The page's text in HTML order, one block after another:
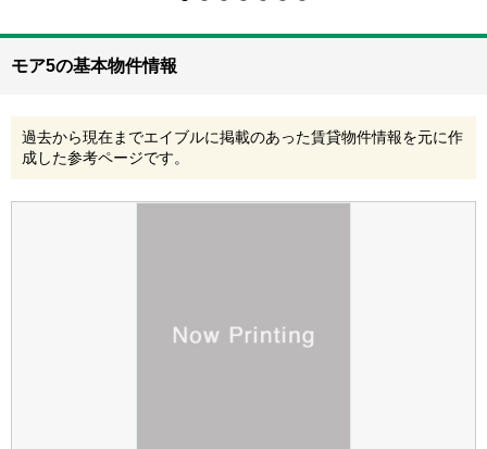
モア5の基本物件情報
過去から現在までエイブルに掲載のあった賃貸物件情報を元に作
成した参考ページです。